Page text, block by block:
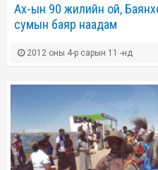
Ах-ын 90 жилийн ой,
сумын баяр наадам
2012 оны 4-р сарын 11 -нд